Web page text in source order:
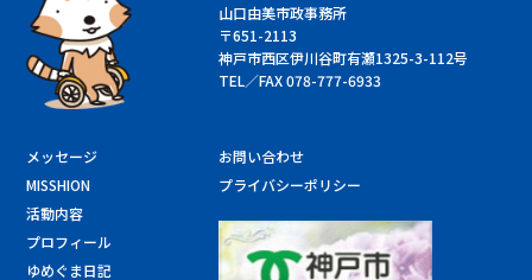
山口由美市政事務所
〒651-2113
神戸市西区伊川谷町有瀬1325-3-112号
TEL／FAX 078-777-6933
メッセージ
MISSHION
活動内容
プロフィール
ゆめぐま日記
お問い合わせ
プライバシーポリシー